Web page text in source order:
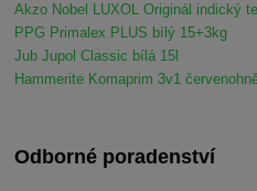
Akzo Nobel LUXOL Originál indický
PPG Primalex PLUS bílý 15+3kg
Jub Jupol Classic bílá 15l
Hammerite Komaprim 3v1
Odborné poradenství